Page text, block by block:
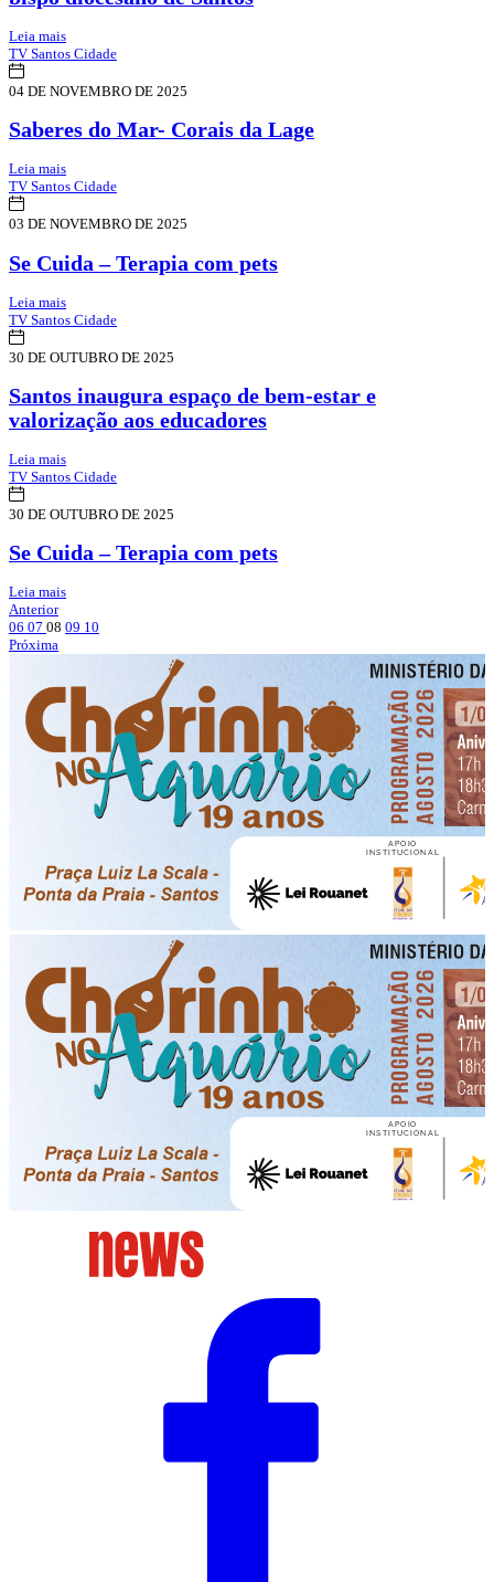
Leia mais
TV Santos Cidade
04 DE NOVEMBRO DE 2025
Saberes do Mar- Corais da Lage
Leia mais
TV Santos Cidade
03 DE NOVEMBRO DE 2025
Se Cuida – Terapia com pets
Leia mais
TV Santos Cidade
30 DE OUTUBRO DE 2025
Santos inaugura espaço de bem-estar e
valorização aos educadores
Leia mais
TV Santos Cidade
30 DE OUTUBRO DE 2025
Se Cuida – Terapia com pets
Leia mais
Anterior
06 07 08 09 10
Próxima